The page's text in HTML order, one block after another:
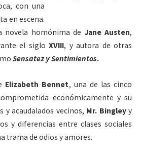
con una
en escena.
novela homónima de Jane Austen,
el sigloXVIII, y autora de otras
Sensatez y Sentimientos.
Elizabeth Bennet, una de las cinco
económicamente y su
y acaudalados vecinos, Mr. Bingleyy
y diferencias entre clases sociales
trama de odios y amores.